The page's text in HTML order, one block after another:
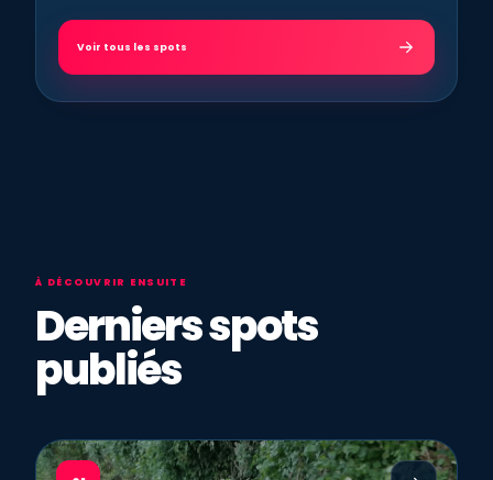
Voir tous les spots
À DÉCOUVRIR ENSUITE
Derniers spots
publiés